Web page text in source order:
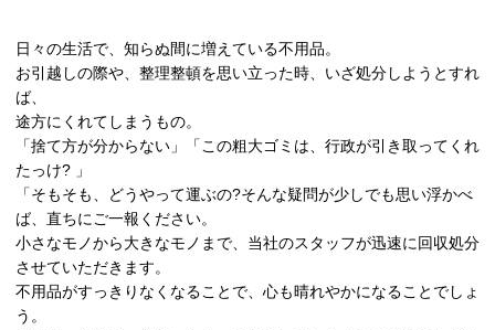
日々の生活で、知らぬ間に増えている不用品。
お引越しの際や、整理整頓を思い立った時、いざ処分しようとすれ
ば、
途方にくれてしまうもの。
「捨て方が分からない」「この粗大ゴミは、行政が引き取ってくれ
たっけ? 」
「そもそも、どうやって運ぶの?そんな疑問が少しでも思い浮かべ
ば、直ちにご一報ください。
小さなモノから大きなモノまで、当社のスタッフが迅速に回収処分
させていただきます。
不用品がすっきりなくなることで、心も晴れやかになることでしょ
う。